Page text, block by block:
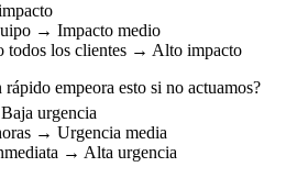
→ Impacto medio
todos los clientes → Alto impacto
rápido empeora esto si no actuamos?
urgencia
→ Urgencia media
→ Alta urgencia